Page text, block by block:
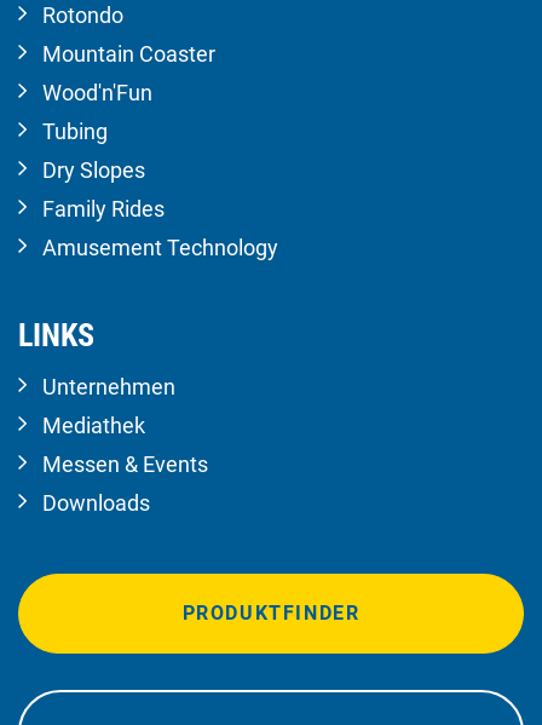
Rotondo
Mountain Coaster
Wood'n'Fun
Tubing
Dry Slopes
Family Rides
Amusement Technology
LINKS
Unternehmen
Mediathek
Messen & Events
Downloads
PRODUKTFINDER